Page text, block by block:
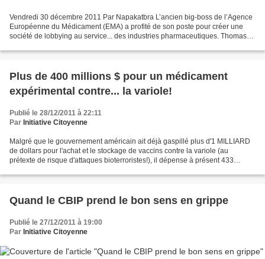
Vendredi 30 décembre 2011 Par Napakatbra L’ancien big-boss de l’Agence
Européenne du Médicament (EMA) a profité de son poste pour créer une
société de lobbying au service... des industries pharmaceutiques. Thomas
Plus de 400 millions $ pour un médicament
expérimental contre... la variole!
Publié le 28/12/2011 à 22:11
Par Initiative Citoyenne
Malgré que le gouvernement américain ait déjà gaspillé plus d'1 MILLIARD
de dollars pour l'achat et le stockage de vaccins contre la variole (au
prétexte de risque d'attaques bioterroristes!), il dépense à présent 433
Quand le CBIP prend le bon sens en grippe
Publié le 27/12/2011 à 19:00
Par Initiative Citoyenne